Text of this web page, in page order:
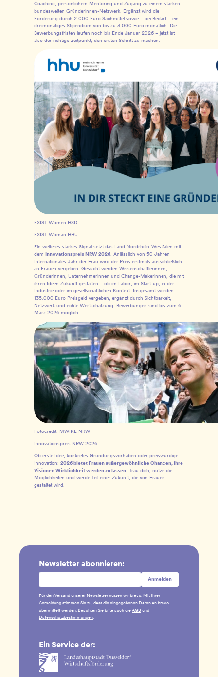
Coaching, persönlichem Mentoring und Zugang zu einem starken
bundesweiten Gründerinnen-Netzwerk. Ergänzt wird die
Förderung durch 2.000 Euro Sachmittel sowie – bei Bedarf – ein
dreimonatiges Stipendium von bis zu 3.000 Euro monatlich. Die
Bewerbungsfristen laufen noch bis Ende Januar 2026 – jetzt ist
also der richtige Zeitpunkt, den ersten Schritt zu machen.
EXIST-Women HSD
EXIST-Woman HHU
Ein weiteres starkes Signal setzt das Land Nordrhein-Westfalen mit
dem
Innovationspreis NRW 2026. Anlässlich von 50 Jahren
Internationales Jahr der Frau wird der Preis erstmals ausschließlich
an Frauen vergeben. Gesucht werden Wissenschaftlerinnen,
Gründerinnen, Unternehmerinnen und Change-Makerinnen, die mit
ihren Ideen Zukunft gestalten – ob im Labor, im Start-up, in der
Industrie oder im gesellschaftlichen Kontext. Insgesamt werden
135.000 Euro Preisgeld vergeben, ergänzt durch Sichtbarkeit,
Netzwerk und echte Wertschätzung. Bewerbungen sind bis zum 6.
März 2026 möglich.
Fotocredit: MWIKE NRW
Innovationspreis NRW 2026
Ob erste Idee, konkretes Gründungsvorhaben oder preiswürdige
Innovation: 2026 bietet Frauen außergewöhnliche Chancen, ihre
Visionen Wirklichkeit werden zu lassen. Trau dich, nutze die
Möglichkeiten und werde Teil einer Zukunft, die von Frauen
gestaltet wird.
Newsletter abonnieren:
Für den Versand unserer Newsletter nutzen wir brevo. Mit Ihrer
Anmeldung stimmen Sie zu, dass die eingegebenen Daten an brevo
übermittelt werden. Beachten Sie bitte auch die AGB und
Datenschutzbestimmungen
Ein Service der: